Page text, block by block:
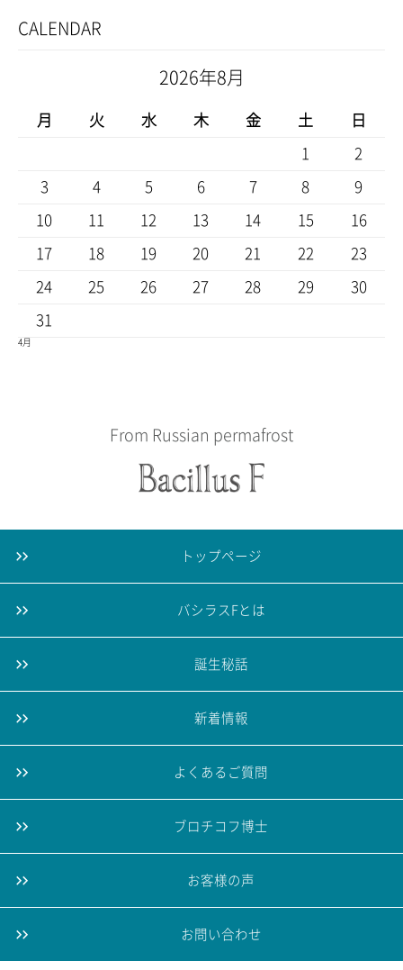
CALENDAR
2026年8月
月 火 水 木 金 土 日
1 2
3 4 5 6 7 8 9
10 11 12 13 14 15 16
17 18 19 20 21 22 23
24 25 26 27 28 29 30
31
4月
From Russian permafrost
トップページ
バシラスFとは
誕生秘話
新着情報
よくあるご質問
ブロチコフ博士
お客様の声
お問い合わせ